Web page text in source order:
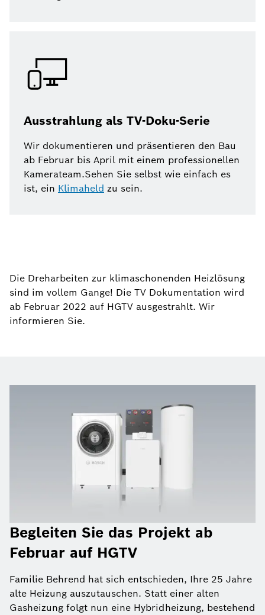
Ausstrahlung als TV-Doku-Serie
Wir dokumentieren und präsentieren den Bau
ab Februar bis April mit einem professionellen
Kamerateam.Sehen Sie selbst wie einfach es
ist, ein Klimaheld zu sein.
Die Dreharbeiten zur klimaschonenden Heizlösung
sind im vollem Gange! Die TV Dokumentation wird
ab Februar 2022 auf HGTV ausgestrahlt. Wir
informieren Sie.
Begleiten Sie das Projekt ab
Februar auf HGTV
Familie Behrend hat sich entschieden, Ihre 25 Jahre
alte Heizung auszutauschen. Statt einer alten
Gasheizung folgt nun eine Hybridheizung, bestehend